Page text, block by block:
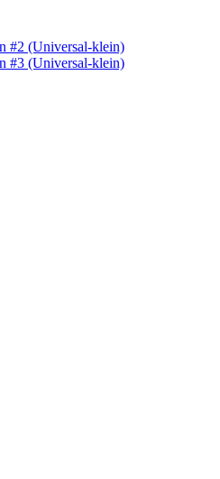
#2 (Universal-klein)
#3 (Universal-klein)